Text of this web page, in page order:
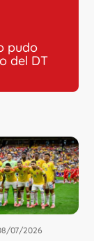
pudo
del DT
07/2026